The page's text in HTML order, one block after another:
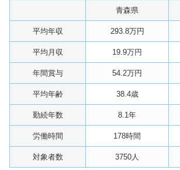
青森県
平均年収 293.8万円
平均月収 19.9万円
年間賞与 54.2万円
平均年齢 38.4歳
勤続年数 8.1年
労働時間 178時間
対象者数 3750人